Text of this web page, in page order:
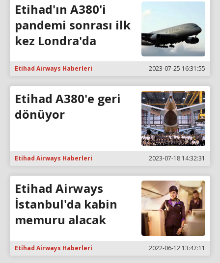
Etihad'ın A380'i
pandemi sonrası ilk
kez Londra'da
Etihad Airways Haberleri 2023-07-25 16:31:55
Etihad A380'e geri
dönüyor
Etihad Airways Haberleri 2023-07-18 14:32:31
Etihad Airways
İstanbul'da kabin
memuru alacak
Etihad Airways Haberleri 2022-06-12 13:47:11